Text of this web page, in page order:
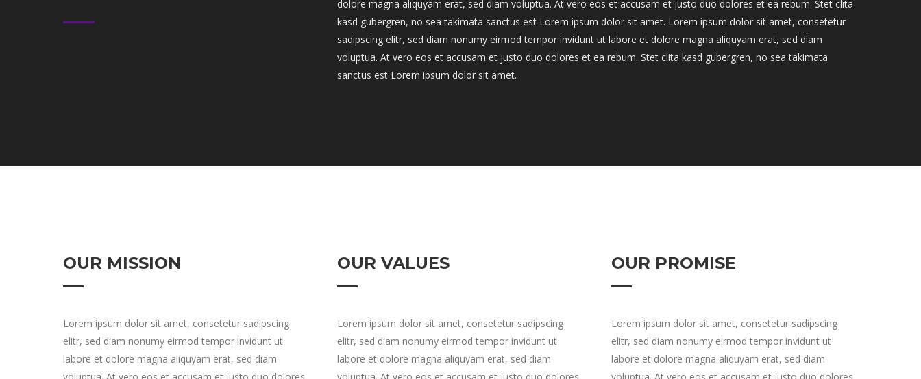
dolore magna aliquyam erat, sed diam voluptua. At vero eos et accusam et justo duo dolores et ea rebum. Stet clita
kasd gubergren, no sea takimata sanctus est Lorem ipsum dolor sit amet. Lorem ipsum dolor sit amet, consetetur
sadipscing elitr, sed diam nonumy eirmod tempor invidunt ut labore et dolore magna aliquyam erat, sed diam
voluptua. At vero eos et accusam et justo duo dolores et ea rebum. Stet clita kasd gubergren, no sea takimata
sanctus est Lorem ipsum dolor sit amet.
OUR MISSION
Lorem ipsum dolor sit amet, consetetur sadipscing
elitr, sed diam nonumy eirmod tempor invidunt ut
labore et dolore magna aliquyam erat, sed diam
OUR VALUES
Lorem ipsum dolor sit amet, consetetur sadipscing
elitr, sed diam nonumy eirmod tempor invidunt ut
labore et dolore magna aliquyam erat, sed diam
OUR PROMISE
Lorem ipsum dolor sit amet, consetetur sadipscing
elitr, sed diam nonumy eirmod tempor invidunt ut
labore et dolore magna aliquyam erat, sed diam